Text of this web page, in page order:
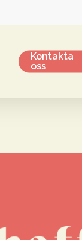
Kontakta
oss